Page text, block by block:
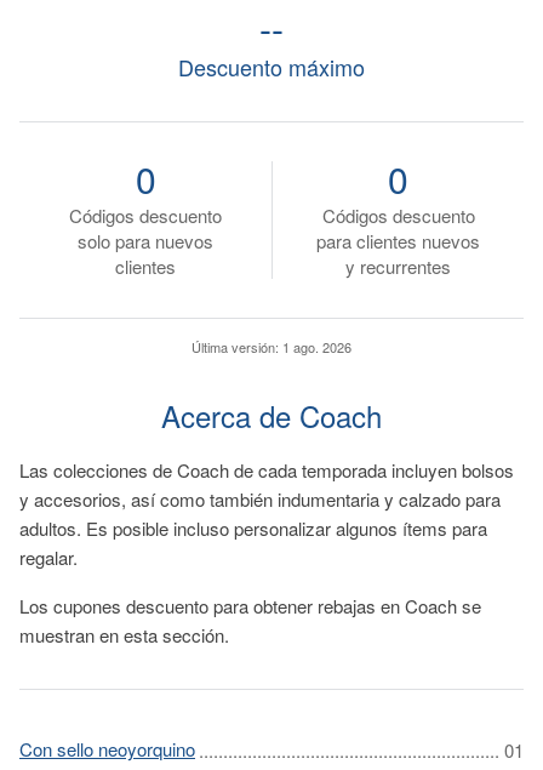
Descuento máximo
--
Códigos descuento
solo para nuevos
clientes
0
Códigos descuento
para clientes nuevos
y recurrentes
0
Última versión: 1 ago. 2026
Acerca de Coach
Las colecciones de Coach de cada temporada incluyen bolsos
y accesorios, así como también indumentaria y calzado para
adultos. Es posible incluso personalizar algunos ítems para
regalar.
Los cupones descuento para obtener rebajas en Coach se
muestran en esta sección.
Con sello neoyorquino